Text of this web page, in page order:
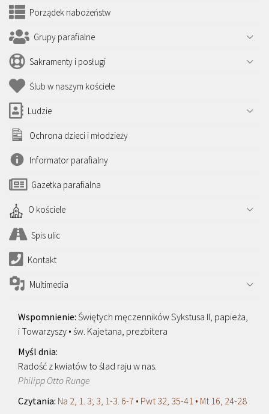
Porządek nabożeństw
Grupy parafialne
Sakramenty i posługi
Ślub w naszym kościele
Ludzie
Ochrona dzieci i młodzieży
Informator parafialny
Gazetka parafialna
O kościele
Spis ulic
Kontakt
Multimedia
Świętych męczenników Sykstusa II, papieża,
i Towarzyszy • św. Kajetana, prezbitera
Radość z kwiatów to ślad raju w nas.
Philipp Otto Runge
Na 2, 1. 3; 3, 1-3. 6-7 • Pwt 32, 35-41 • Mt 16, 24-28